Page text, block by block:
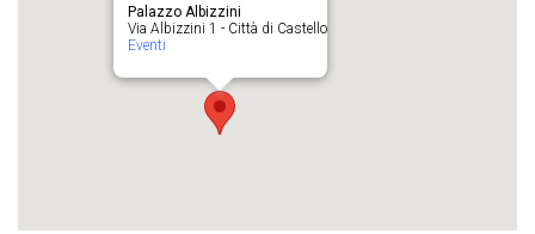
Palazzo Albizzini
Via Albizzini 1 - Città di Castello
Eventi